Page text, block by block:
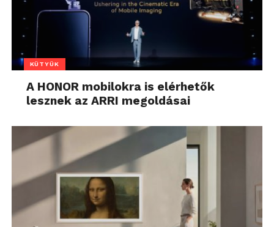
KÜTYÜK
A HONOR mobilokra is elérhetők
lesznek az ARRI megoldásai